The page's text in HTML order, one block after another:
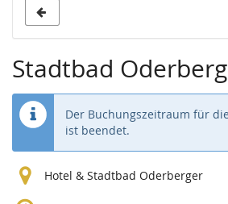
Stadtbad
Der Buchungszeitraum für
ist beendet.
Hotel & Stadtbad Oderberger